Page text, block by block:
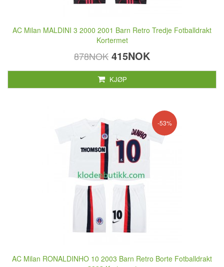
AC Milan MALDINI 3 2000 2001 Barn Retro Tredje Fotballdrakt
Kortermet
878NOK 415NOK
KJØP
-53%
AC Milan RONALDINHO 10 2003 Barn Retro Borte Fotballdrakt